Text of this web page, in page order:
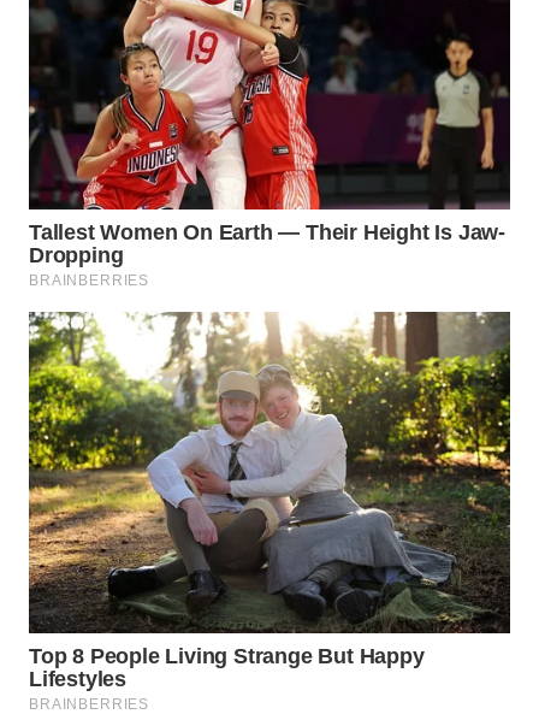
BEKASI
BOGOR
WN
DEPOK
WN
TAPANULI
WN
SAMOSIR
WN
PADANG
LAWAS
WN
SUMEDANG
WN
CIANJUR